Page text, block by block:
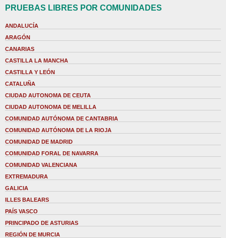
PRUEBAS LIBRES POR COMUNIDADES
ANDALUCÍA
ARAGÓN
CANARIAS
CASTILLA LA MANCHA
CASTILLA Y LEÓN
CATALUÑA
CIUDAD AUTONOMA DE CEUTA
CIUDAD AUTONOMA DE MELILLA
COMUNIDAD AUTÓNOMA DE CANTABRIA
COMUNIDAD AUTÓNOMA DE LA RIOJA
COMUNIDAD DE MADRID
COMUNIDAD FORAL DE NAVARRA
COMUNIDAD VALENCIANA
EXTREMADURA
GALICIA
ILLES BALEARS
PAÍS VASCO
PRINCIPADO DE ASTURIAS
REGIÓN DE MURCIA